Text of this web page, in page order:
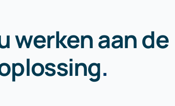
werken aan de
.